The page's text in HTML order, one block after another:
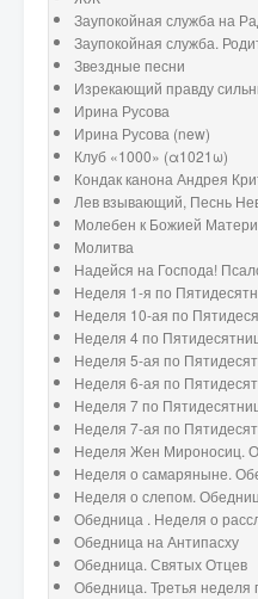
Заупокойная служба на
Заупокойная служба.
Звездные песни
Изрекающий правду
Ирина Русова
Ирина Русова (new)
Клуб «1000» (α1021ω)
Кондак канона Андрея
Лев взывающий, Песнь
Молебен к Божией Матери
Молитва
Надейся на Господа!
Неделя 1-я по
Неделя 10-ая по
Неделя 4 по
Неделя 5-ая по
Неделя 6-ая по
Неделя 7 по
Неделя 7-ая по
Неделя Жен Мироносиц.
Неделя о самаряныне.
Неделя о слепом.
Обедница . Неделя о
Обедница на Антипасху
Обедница. Святых Отцев
Обедница. Третья неделя